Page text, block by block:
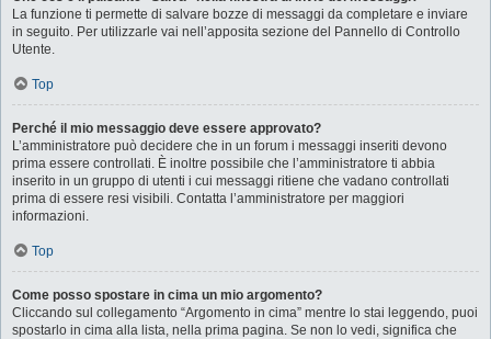
La funzione ti permette di salvare bozze di messaggi da completare e inviare
in seguito. Per utilizzarle vai nell’apposita sezione del Pannello di Controllo
Utente.
Top
Perché il mio messaggio deve essere approvato?
L’amministratore può decidere che in un forum i messaggi inseriti devono
prima essere controllati. È inoltre possibile che l’amministratore ti abbia
inserito in un gruppo di utenti i cui messaggi ritiene che vadano controllati
prima di essere resi visibili. Contatta l’amministratore per maggiori
informazioni.
Top
Come posso spostare in cima un mio argomento?
Cliccando sul collegamento “Argomento in cima” mentre lo stai leggendo, puoi
spostarlo in cima alla lista, nella prima pagina. Se non lo vedi, significa che